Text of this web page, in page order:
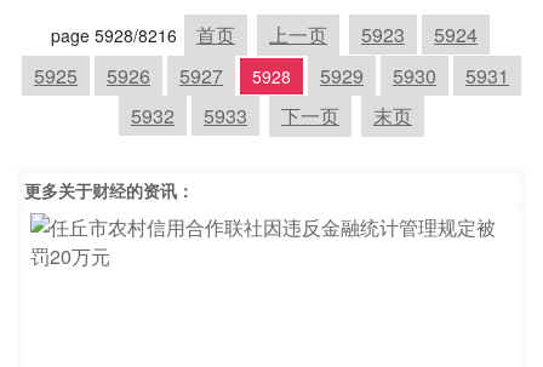
page 5928/8216 首页 上一页 5923
5924
5925
5926 5927 5928 5929 5930
5931
5932
5933 下一页 末页
更多关于财经的资讯：